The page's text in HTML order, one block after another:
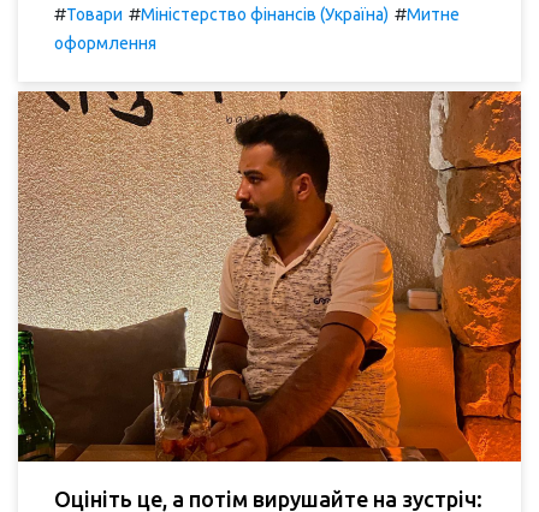
#Товари #Міністерство фінансів (Україна) #Митне
оформлення
Оцініть це, а потім вирушайте на зустріч: